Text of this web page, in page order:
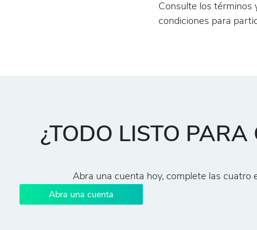
Consulte los términos
condiciones para
¿TODO LISTO PARA
Abra una cuenta hoy, complete las cuatro
Abra una cuenta